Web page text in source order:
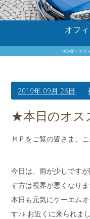
オフ
HOME オフ
2019年 09月 26日
★本日のオ
ＨＰをご覧の皆さま、
今日は、雨が少しです
す方は視界が悪くなり
本日も元気にケーエム
す♪♪ お近くに来られま